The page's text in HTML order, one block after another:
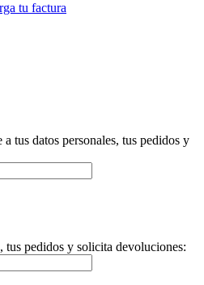
tu factura
a tus datos personales, tus pedidos y
tus pedidos y solicita devoluciones: